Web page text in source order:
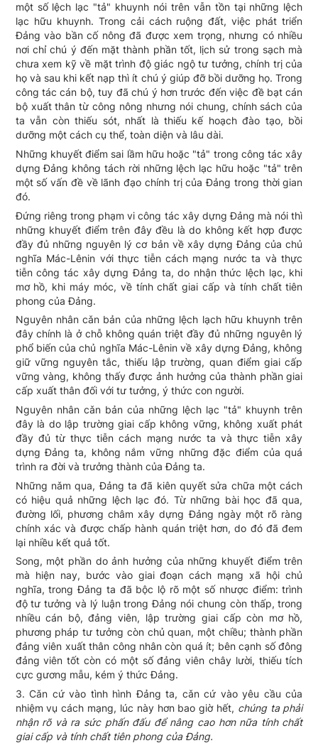
một số lệch lạc "tả" khuynh nói trên vẫn tồn tại những lệch
lạc hữu khuynh. Trong cải cách ruộng đất, việc phát triển
Đảng vào bần cố nông đã được xem trọng, nhưng có nhiều
nơi chỉ chú ý đến mặt thành phần tốt, lịch sử trong sạch mà
chưa xem kỹ về mặt trình độ giác ngộ tư tưởng, chính trị của
họ và sau khi kết nạp thì ít chú ý giúp đỡ bồi dưỡng họ. Trong
công tác cán bộ, tuy đã chú ý hơn trước đến việc đề bạt cán
bộ xuất thân từ công nông nhưng nói chung, chính sách của
ta vẫn còn thiếu sót, nhất là thiếu kế hoạch đào tạo, bồi
dưỡng một cách cụ thể, toàn diện và lâu dài.
Những khuyết điểm sai lầm hữu hoặc "tả" trong công tác xây
dựng Đảng không tách rời những lệch lạc hữu hoặc "tả" trên
một số vấn đề về lãnh đạo chính trị của Đảng trong thời gian
đó.
Đứng riêng trong phạm vi công tác xây dựng Đảng mà nói thì
những khuyết điểm trên đây đều là do không kết hợp được
đầy đủ những nguyên lý cơ bản về xây dựng Đảng của chủ
nghĩa Mác-Lênin với thực tiễn cách mạng nước ta và thực
tiễn công tác xây dựng Đảng ta, do nhận thức lệch lạc, khi
mơ hồ, khi máy móc, về tính chất giai cấp và tính chất tiên
phong của Đảng.
Nguyên nhân cǎn bản của những lệch lạch hữu khuynh trên
đây chính là ở chỗ không quán triệt đầy đủ những nguyên lý
phổ biến của chủ nghĩa Mác-Lênin về xây dựng Đảng, không
giữ vững nguyên tắc, thiếu lập trường, quan điểm giai cấp
vững vàng, không thấy được ảnh hưởng của thành phần giai
cấp xuất thân đối với tư tưởng, ý thức con người.
Nguyên nhân cǎn bản của những lệch lạc "tả" khuynh trên
đây là do lập trường giai cấp không vững, không xuất phát
đầy đủ từ thực tiễn cách mạng nước ta và thực tiễn xây
dựng Đảng ta, không nắm vững những đặc điểm của quá
trình ra đời và trưởng thành của Đảng ta.
Những nǎm qua, Đảng ta đã kiên quyết sửa chữa một cách
có hiệu quả những lệch lạc đó. Từ những bài học đã qua,
đường lối, phương châm xây dựng Đảng ngày một rõ ràng
chính xác và được chấp hành quán triệt hơn, do đó đã đem
lại nhiều kết quả tốt.
Song, một phần do ảnh hưởng của những khuyết điểm trên
mà hiện nay, bước vào giai đoạn cách mạng xã hội chủ
nghĩa, trong Đảng ta đã bộc lộ rõ một số nhược điểm: trình
độ tư tưởng và lý luận trong Đảng nói chung còn thấp, trong
nhiều cán bộ, đảng viên, lập trường giai cấp còn mơ hồ,
phương pháp tư tưởng còn chủ quan, một chiều; thành phần
đảng viên xuất thân công nhân còn quá ít; bên cạnh số đông
đảng viên tốt còn có một số đảng viên chây lười, thiếu tích
cực gương mẫu, kém ý thức Đảng.
3. Cǎn cứ vào tình hình Đảng ta, cǎn cứ vào yêu cầu của
nhiệm vụ cách mạng, lúc này hơn bao giờ hết, chúng ta phải
nhận rõ và ra sức phấn đấu để nâng cao hơn nữa tính chất
giai cấp và tính chất tiên phong của Đảng.